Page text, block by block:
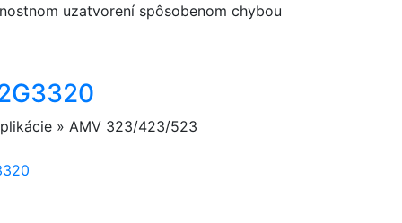
uzatvorení spôsobenom chybou
» AMV 323/423/523